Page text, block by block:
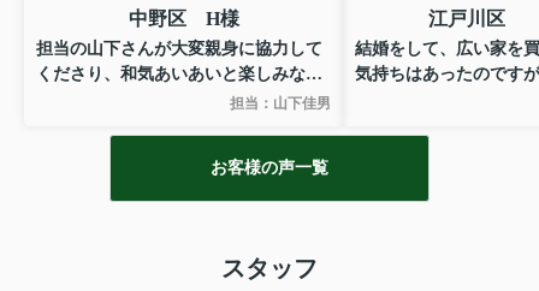
中野区 H様
担当の山下さんが大変親身に協力して
くださり、和気あいあいと楽しみなが
ら納得いく部屋探しができました！
担当：山下佳男
江戸川区
結婚をして、広い家を
気持ちはあったのです
家探しについても、玉
お客様の声一覧
スタッフ